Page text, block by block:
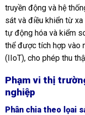
truyền động và hệ
sát và điều khiển từ
tự động hóa và kiểm
thể được tích hợp vào
(IIoT), cho phép thu
Phạm vi thị
nghiệp
Phân chia theo lọai